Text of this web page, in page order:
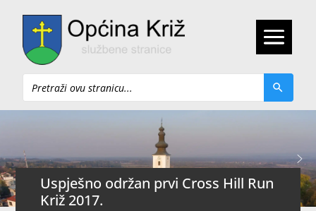
Pretraži
Uspješno održan prvi Cross Hill Run
Križ 2017.